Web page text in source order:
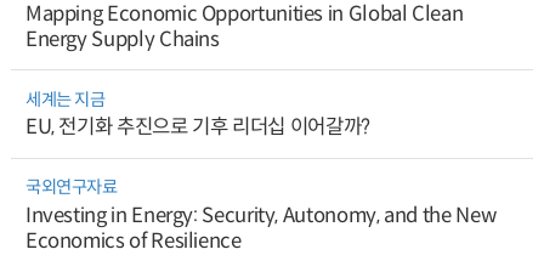
Mapping Economic Opportunities in Global Clean
Energy Supply Chains
세계는 지금
EU, 전기화 추진으로 기후 리더십 이어갈까?
국외연구자료
Investing in Energy: Security, Autonomy, and the New
Economics of Resilience